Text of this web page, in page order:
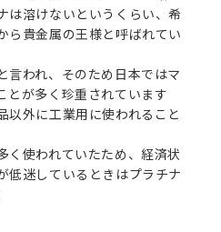
は溶けないというくらい、希
ら貴金属の王様と呼ばれてい
言われ、そのため日本ではマ
とが多く珍重されています
以外に工業用に使われること
く使われていたため、経済状
低迷しているときはプラチナ